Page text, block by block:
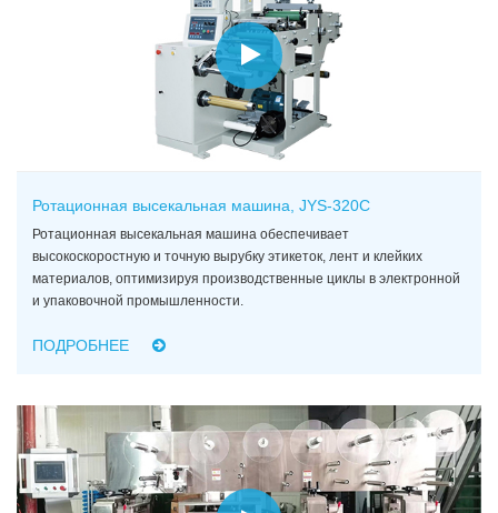
Ротационная высекальная машина, JYS-320C
Ротационная высекальная машина обеспечивает
высокоскоростную и точную вырубку этикеток, лент и клейких
материалов, оптимизируя производственные циклы в электронной
и упаковочной промышленности.
ПОДРОБНЕЕ